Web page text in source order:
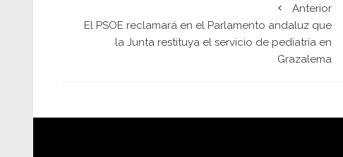
Anterior
El PSOE reclamará en el Parlamento andaluz que
la Junta restituya el servicio de pediatría en
Grazalema